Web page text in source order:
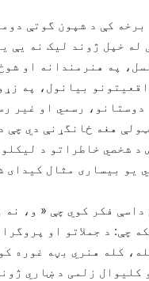
کې د شپون گوتې
له خپل ژوند لیک نه یې
په هنرمندانه او
بیانول، په
دوستانو، رسمي او غیر
هغه ځانگړنې دي چې
د شخصي خاطراتو د
یو بیساری مثال کیدای
فکر کوي چې « و، نه
چې: د جملاتو او
کله هنري بڼه غوره
کلیوال زلمی د ښاري